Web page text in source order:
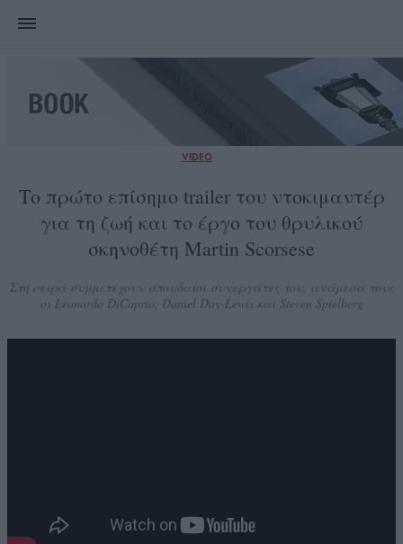
VIDEO
Το πρώτο επίσημο trailer του ντοκιμαντέρ
για τη ζωή και το έργο του θρυλικού
σκηνοθέτη Martin Scorsese
Στη σειρά συμμετέχουν σπουδαίοι συνεργάτες του, ανάμεσά τους
οι Leonardo DiCaprio, Daniel Day-Lewis και Steven Spielberg